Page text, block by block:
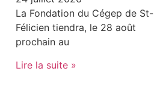
La Fondation du Cégep de St-
Félicien tiendra, le 28 août
prochain au
Lire la suite »